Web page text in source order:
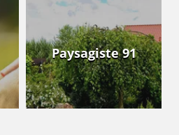
Paysagiste 91